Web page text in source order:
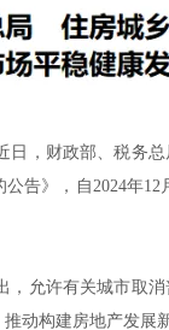
，财政部、税务
告》，自2024年
允许有关城市取
动构建房地产发展新